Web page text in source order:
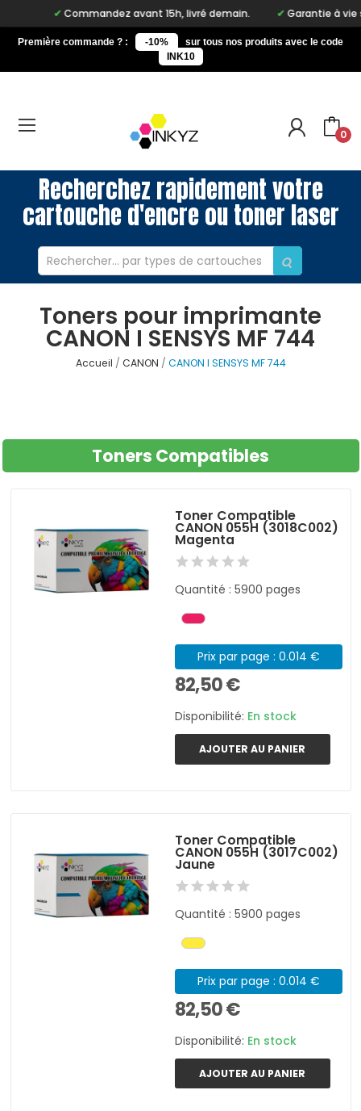
Commandez avant 15h, livré demain. Garantie à vie sur
Première commande ? : -10%
sur tous nos produits avec le code
INK10
0
Recherchez rapidement votre
cartouche d'encre ou toner laser
Toners pour imprimante
CANON I SENSYS MF 744
Accueil CANON CANON I SENSYS MF 744
Toners Compatibles
Toner Compatible
CANON 055H (3018C002)
Magenta
Quantité : 5900 pages
Prix par page : 0.014 €
82,50 €
Disponibilité: En stock
AJOUTER AU PANIER
Toner Compatible
CANON 055H (3017C002)
Jaune
Quantité : 5900 pages
Prix par page : 0.014 €
82,50 €
Disponibilité: En stock
AJOUTER AU PANIER